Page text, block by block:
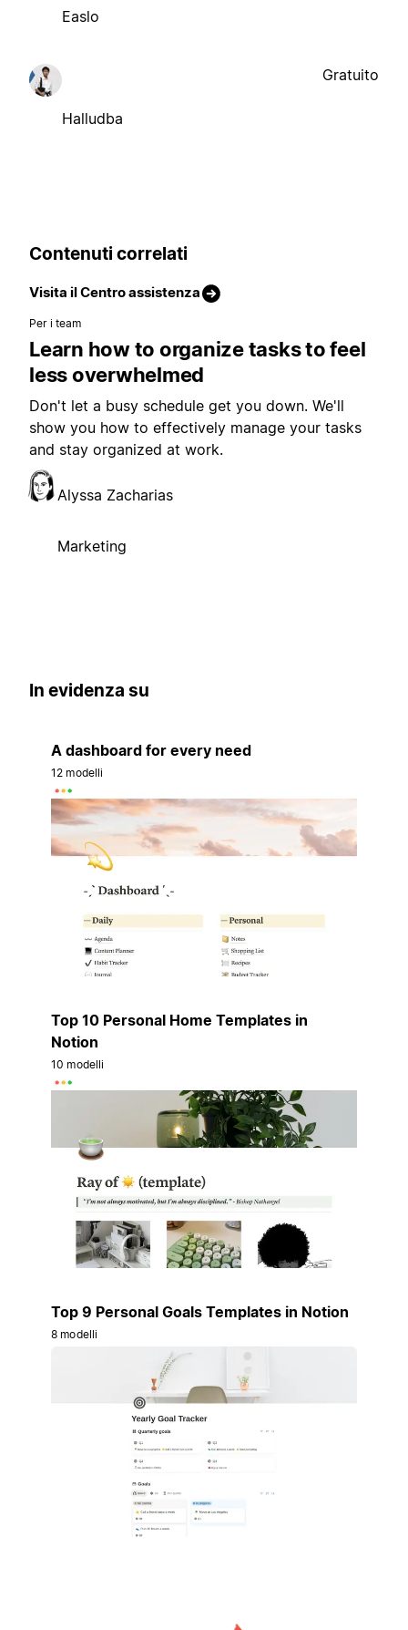
Easlo
Halludba
Gratuito
Contenuti correlati
Visita il Centro assistenza
Per i team
Learn how to organize tasks to feel
less overwhelmed
Don't let a busy schedule get you down. We'll
show you how to effectively manage your tasks
and stay organized at work.
Alyssa Zacharias
Marketing
In evidenza su
A dashboard for every need
12 modelli
Top 10 Personal Home Templates in
Notion
10 modelli
Top 9 Personal Goals Templates in Notion
8 modelli